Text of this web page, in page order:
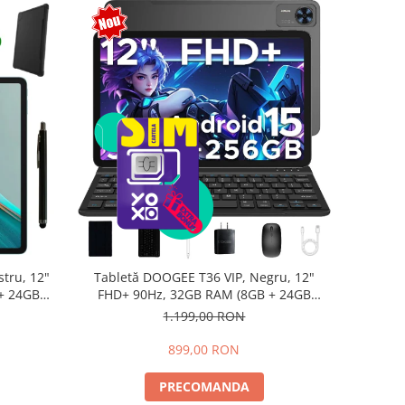
12"
24GB
Tabletă DOOGEE T36 VIP, Negru, 12"
FHD+ 90Hz, 32GB RAM (8GB + 24GB
extensibili), 256GB, Android 15,
1.199,00 RON
899,00 RON
PRECOMANDA